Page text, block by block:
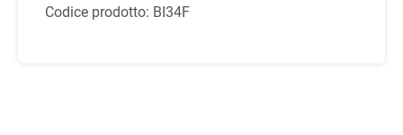
Codice prodotto: BI34F